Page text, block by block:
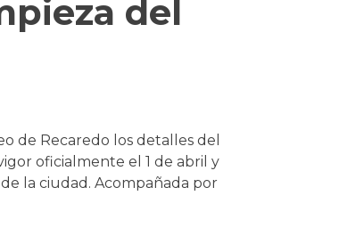
del
de Recaredo los detalles del
oficialmente el 1 de abril y
la ciudad. Acompañada por